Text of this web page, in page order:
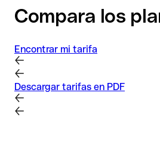
Compara los
Encontrar mi tarifa
Descargar tarifas en PDF